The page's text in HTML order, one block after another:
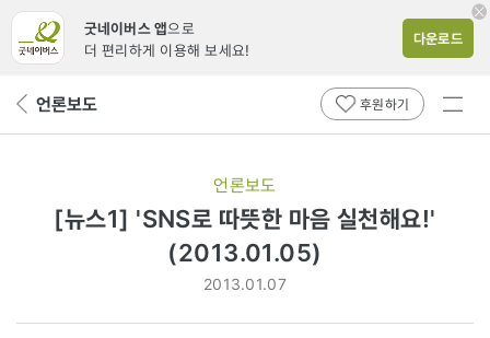
굿네이버스 앱으로
더 편리하게 이용해 보세요!
다운로드
뒤 언론보도 후원하기
전체
언론보도
[뉴스1] 'SNS로 따뜻한 마음 실천해요!'
(2013.01.05)
2013.01.07